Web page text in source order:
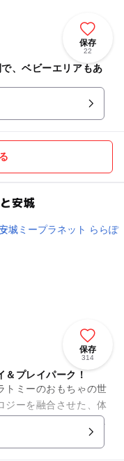
保存
22
、ベビーエリアもあ
安城
保存
314
プレイパーク！
トミーのおもちゃの世
ジーを融合させた、体
世代トイ＆プレイパ